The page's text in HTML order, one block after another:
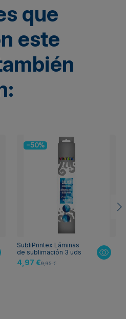
que
este
-50%
SubliPrintex Láminas
de sublimación 3 uds
4,97 €9,95 €